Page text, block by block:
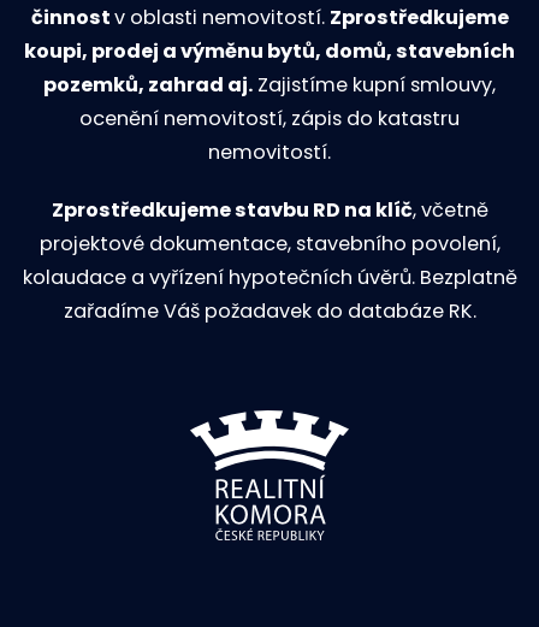
činnostv oblasti nemovitostí. Zprostředkujeme
koupi, prodej a výměnu bytů, domů, stavebních
pozemků, zahrad aj. Zajistíme kupní smlouvy,
ocenění nemovitostí, zápis do katastru
nemovitostí.
Zprostředkujeme stavbu RD na klíč, včetně
projektové dokumentace, stavebního povolení,
kolaudace a vyřízení hypotečních úvěrů. Bezplatně
zařadíme Váš požadavek do databáze RK.